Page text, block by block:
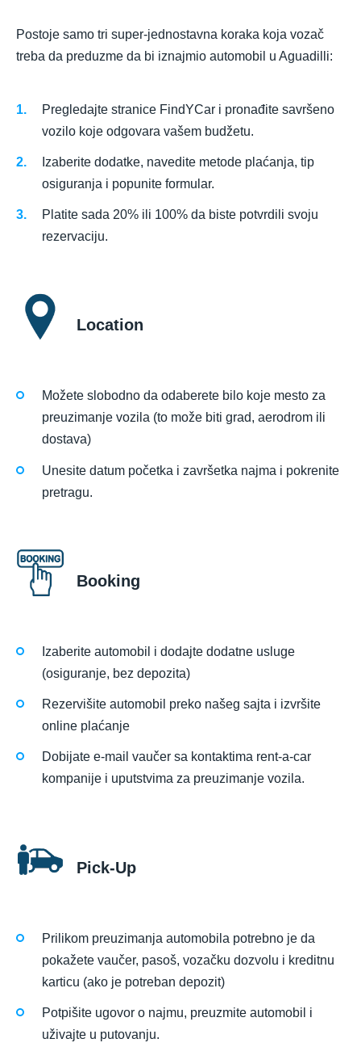
Postoje samo tri super-jednostavna koraka koja vozač
treba da preduzme da bi iznajmio automobil u Aguadilli:
Pregledajte stranice FindYCar i pronađite savršeno
vozilo koje odgovara vašem budžetu.
Izaberite dodatke, navedite metode plaćanja, tip
osiguranja i popunite formular.
Platite sada 20% ili 100% da biste potvrdili svoju
rezervaciju.
Location
Možete slobodno da odaberete bilo koje mesto za
preuzimanje vozila (to može biti grad, aerodrom ili
dostava)
Unesite datum početka i završetka najma i pokrenite
pretragu.
Booking
Izaberite automobil i dodajte dodatne usluge
(osiguranje, bez depozita)
Rezervišite automobil preko našeg sajta i izvršite
online plaćanje
Dobijate e-mail vaučer sa kontaktima rent-a-car
kompanije i uputstvima za preuzimanje vozila.
Pick-Up
Prilikom preuzimanja automobila potrebno je da
pokažete vaučer, pasoš, vozačku dozvolu i kreditnu
karticu (ako je potreban depozit)
Potpišite ugovor o najmu, preuzmite automobil i
uživajte u putovanju.